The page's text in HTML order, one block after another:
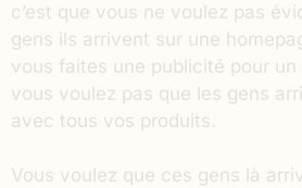
c’est que vous ne voulez pas
gens ils arrivent sur une
vous faites une publicité pour
vous voulez pas que les gens
avec tous vos produits.
Vous voulez que ces gens là